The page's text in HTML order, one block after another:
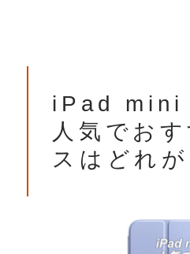
iPad mini
人気でお
スはどれが